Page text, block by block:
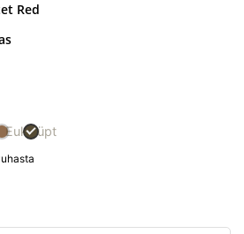
Red
Eukalüpt